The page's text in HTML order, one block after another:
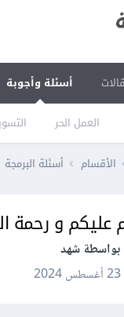
أسئلة وأجوبة
العمل الحر
الأقسام أسئلة البرمجة
عليكم و رحمة
بواسطة شهد
23 أغسطس 2024